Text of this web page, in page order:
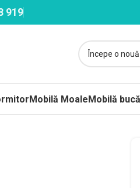
919
Mobilă MoaleMobilă